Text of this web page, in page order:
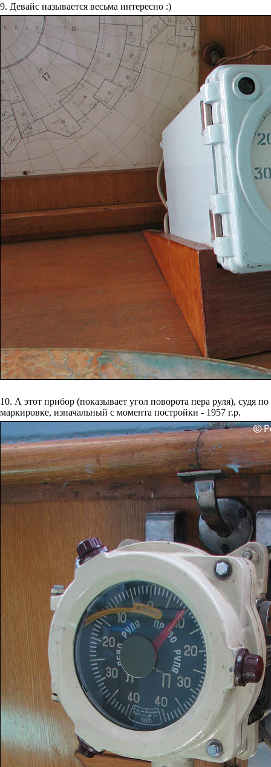
9. Девайс называется весьма интересно :)
10. А этот прибор (показывает угол поворота пера руля), судя по
маркировке, изначальный с момента постройки - 1957 г.р.